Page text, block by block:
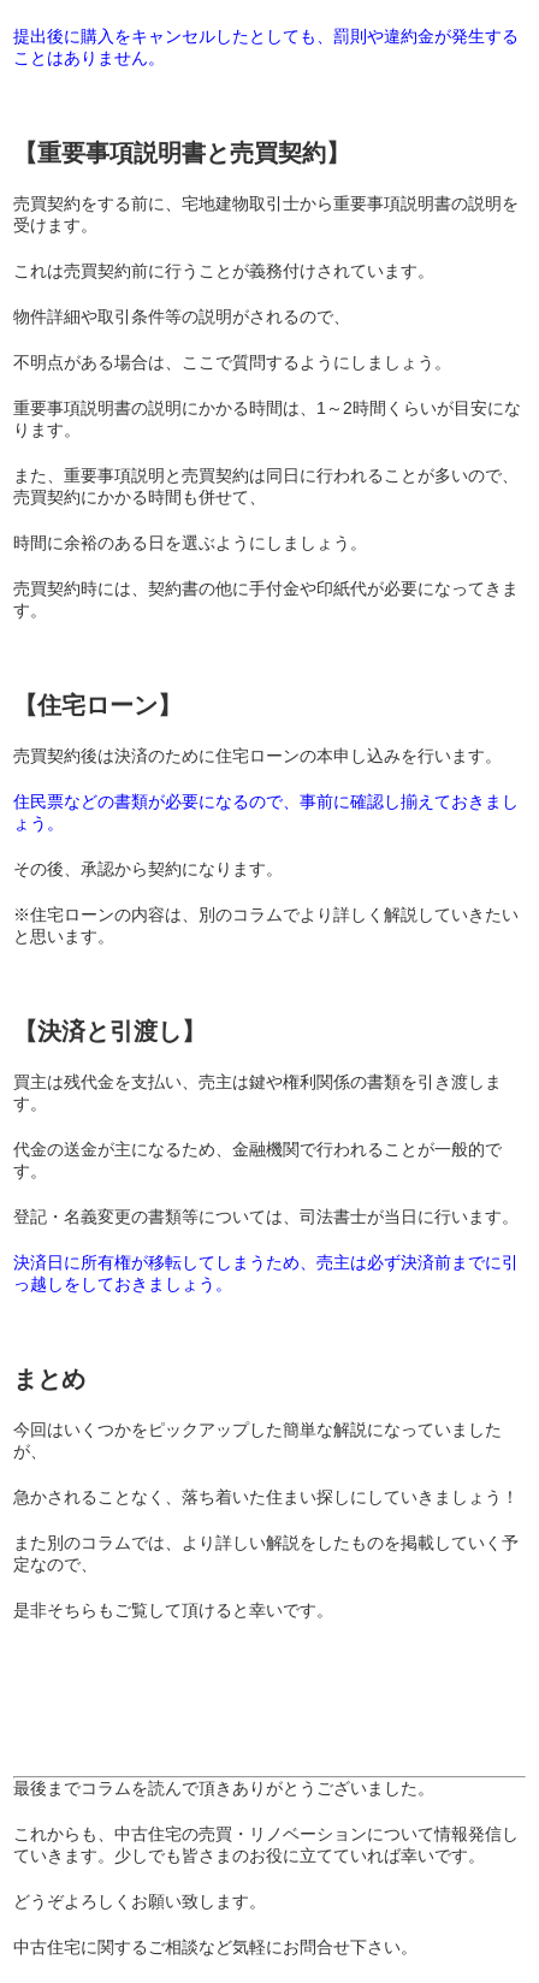
提出後に購入をキャンセルしたとしても、罰則や違約金が発生する
ことはありません。
【重要事項説明書と売買契約】
売買契約をする前に、宅地建物取引士から重要事項説明書の説明を
受けます。
これは売買契約前に行うことが義務付けされています。
物件詳細や取引条件等の説明がされるので、
不明点がある場合は、ここで質問するようにしましょう。
重要事項説明書の説明にかかる時間は、1～2時間くらいが目安にな
ります。
また、重要事項説明と売買契約は同日に行われることが多いので、
売買契約にかかる時間も併せて、
時間に余裕のある日を選ぶようにしましょう。
売買契約時には、契約書の他に手付金や印紙代が必要になってきま
す。
【住宅ローン】
売買契約後は決済のために住宅ローンの本申し込みを行います。
住民票などの書類が必要になるので、事前に確認し揃えておきまし
ょう。
その後、承認から契約になります。
※住宅ローンの内容は、別のコラムでより詳しく解説していきたい
と思います。
【決済と引渡し】
買主は残代金を支払い、売主は鍵や権利関係の書類を引き渡しま
す。
代金の送金が主になるため、金融機関で行われることが一般的で
す。
登記・名義変更の書類等については、司法書士が当日に行います。
決済日に所有権が移転してしまうため、売主は必ず決済前までに引
っ越しをしておきましょう。
まとめ
今回はいくつかをピックアップした簡単な解説になっていました
が、
急かされることなく、落ち着いた住まい探しにしていきましょう！
また別のコラムでは、より詳しい解説をしたものを掲載していく予
定なので、
是非そちらもご覧して頂けると幸いです。
最後までコラムを読んで頂きありがとうございました。
これからも、中古住宅の売買・リノベーションについて情報発信し
ていきます。少しでも皆さまのお役に立てていれば幸いです。
どうぞよろしくお願い致します。
中古住宅に関するご相談など気軽にお問合せ下さい。